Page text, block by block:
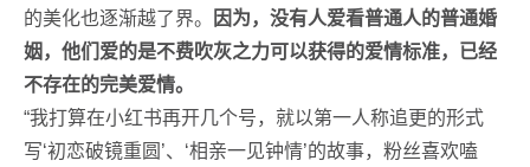
的美化也逐渐越了界。
因为，没有人爱看普通人的普通婚
姻，他们爱的是不费吹灰之力可以获得的爱情标准，已经
不存在的完美爱情。
“我打算在小红书再开几个号，就以第一人称追更的形式
写‘初恋破镜重圆’、‘相亲一见钟情’的故事，粉丝喜欢嗑